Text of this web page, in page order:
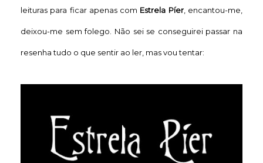
leituras para ficar apenas com Estrela Píer, encantou-me,
deixou-me sem folego. Não sei se conseguirei passar na
resenha tudo o que sentir ao ler, mas vou tentar: